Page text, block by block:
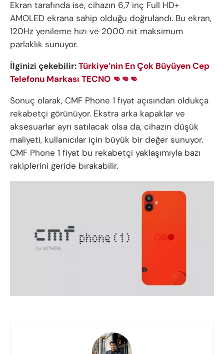
Ekran tarafında ise, cihazın 6,7 inç Full HD+
AMOLED ekrana sahip olduğu doğrulandı. Bu ekran,
120Hz yenileme hızı ve 2000 nit maksimum
parlaklık sunuyor.
İlginizi çekebilir:Türkiye’nin En Çok Büyüyen Cep
Telefonu Markası TECNO 👊👊👊
Sonuç olarak, CMF Phone 1 fiyat açısından oldukça
rekabetçi görünüyor. Ekstra arka kapaklar ve
aksesuarlar ayrı satılacak olsa da, cihazın düşük
maliyeti, kullanıcılar için büyük bir değer sunuyor.
CMF Phone 1 fiyat bu rekabetçi yaklaşımıyla bazı
rakiplerini geride bırakabilir.